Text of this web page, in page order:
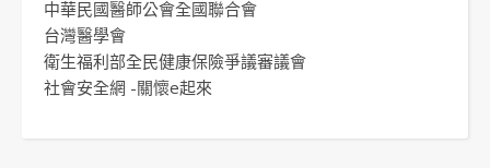
中華民國醫師公會全國聯合會
台灣醫學會
衛生福利部全民健康保險爭議審議會
社會安全網 -關懷e起來